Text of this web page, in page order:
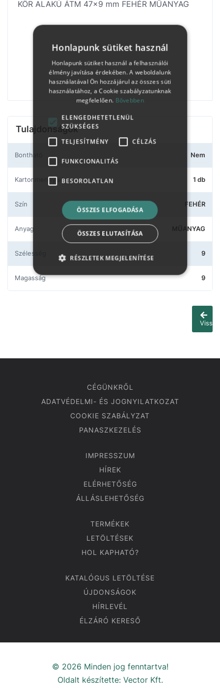
KÖR ALAKÚ ÁTM 47x9 mm FEHÉR MŰANYAG
Tulajdonságok
Bontható Nem
Kartonmennyiség 1 db
Szín FEHÉR
Anyag MŰANYAG
Szélesség 9
Magasság 9
Vissza
CÉGÜNKRŐL
ADATVÉDELMI- ÉS JOGNYILATKOZAT
COOKIE SZABÁLYZAT
PANASZKEZELÉS
IMPRESSZUM
HÍREK
ELÉRHETŐSÉG
ÁLLÁSLEHETŐSÉG
TERMÉKEK
LETÖLTÉSEK
HOL KAPHATÓ?
KATALÓGUS LETÖLTÉSE
ÚJDONSÁGOK
HÍRLEVÉL
ÉLZÁRÓ KERESŐ
© 2026 Minden jog fenntartva!
Oldalt készítette: Vector Kft.
Honlapunk sütiket használ
Honlapunk sütiket használ a felhasználói
élmény javítása érdekében. A weboldalunk
használatával Ön hozzájárul az összes süti
használatához, a Cookie szabályzatunknak
megfelelően. Bővebben
ELENGEDHETETLENÜL
SZÜKSÉGES
TELJESÍTMÉNY
CÉLZÁS
FUNKCIONALITÁS
BESOROLATLAN
ÖSSZES ELFOGADÁSA
ÖSSZES ELUTASÍTÁSA
RÉSZLETEK MEGJELENÍTÉSE